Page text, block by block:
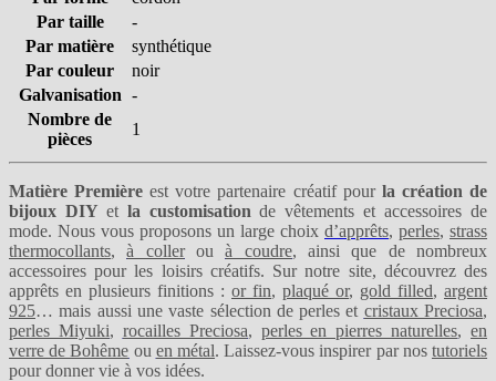
Par taille
-
Par matière
synthétique
Par couleur
noir
Galvanisation -
Nombre de
pièces
1
Matière Première est votre partenaire créatif pourla création de
bijoux DIY etla customisation de vêtements et accessoires de
mode. Nous vous proposons un large choix d’apprêts, perles, strass
thermocollants,à collerouà coudre, ainsi que de nombreux
accessoires pour les loisirs créatifs. Sur notre site, découvrez des
apprêts en plusieurs finitions : or fin, plaqué or, gold filled, argent
925… mais aussi une vaste sélection de perles et cristaux Preciosa,
perles Miyuki, rocailles Preciosa, perles en pierres naturelles, en
verre de Bohême ou en métal. Laissez-vous inspirer par nostutoriels
pour donner vie à vos idées.